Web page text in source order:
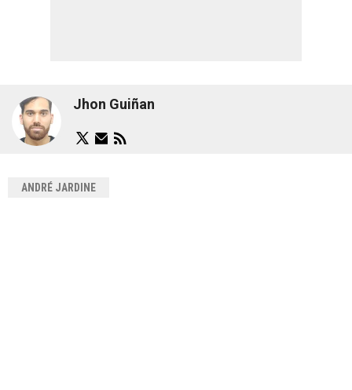
Jhon Guiñan
ANDRÉ JARDINE